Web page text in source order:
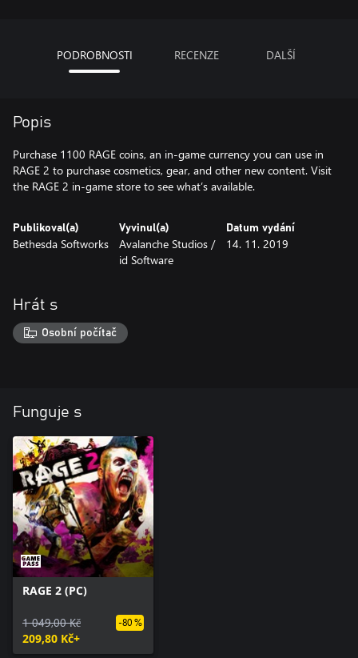
PODROBNOSTI RECENZE DALŠÍ
Popis
Purchase 1100 RAGE coins, an in-game currency you can use in
RAGE 2 to purchase cosmetics, gear, and other new content. Visit
the RAGE 2 in-game store to see what’s available.
Publikoval(a)
Bethesda Softworks
Vyvinul(a)
Avalanche Studios /
id Software
Datum vydání
14. 11. 2019
Hrát s
Osobní počítač
Funguje s
RAGE 2 (PC)
1 049,00 Kč
209,80 Kč+
-80 %